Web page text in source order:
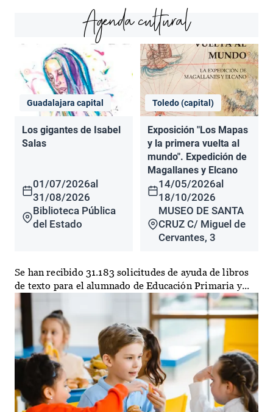
Agenda cultural
Guadalajara capital
Los gigantes de Isabel
Salas
01/07/2026al
31/08/2026
Biblioteca Pública
del Estado
Toledo (capital)
Exposición "Los Mapas
y la primera vuelta al
mundo". Expedición de
Magallanes y Elcano
14/05/2026al
18/10/2026
MUSEO DE SANTA
CRUZ C/ Miguel de
Cervantes, 3
Se han recibido 31.183 solicitudes de ayuda de libros
de texto para el alumnado de Educación Primaria y...